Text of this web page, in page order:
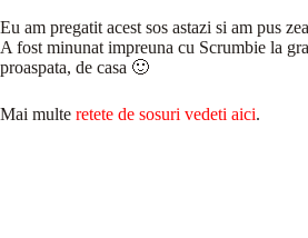
Eu am pregatit acest sos astazi si am pus
A fost minunat impreuna cu Scrumbie la
proaspata, de casa 🙂
Mai multe retete de sosuri vedeti aici.